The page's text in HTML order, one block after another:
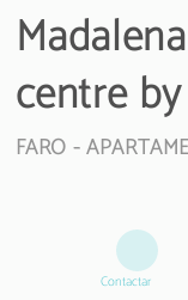
centre
FARO -
Contactar